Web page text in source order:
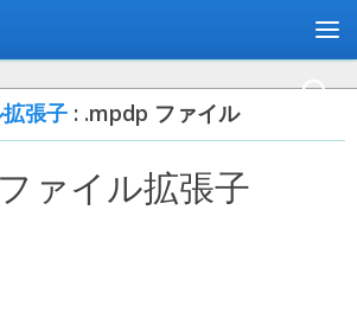
張子 : .mpdp ファイル
ファイル拡張子